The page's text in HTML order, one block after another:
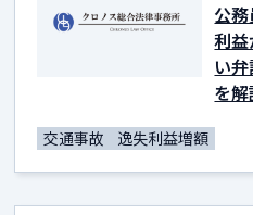
公
利
い
を
交通事故 逸失利益増額